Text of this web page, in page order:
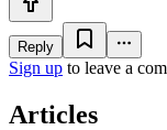
Reply
Sign up to leave a
Articles